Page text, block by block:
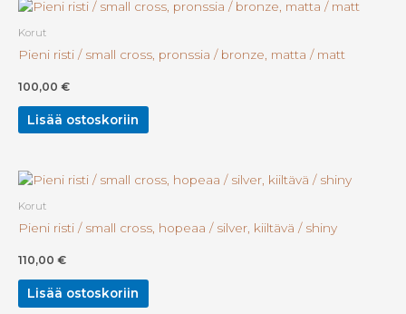
Korut
Pieni risti / small cross, pronssia / bronze, matta / matt
100,00 €
Lisää ostoskoriin
Korut
Pieni risti / small cross, hopeaa / silver, kiiltävä / shiny
110,00 €
Lisää ostoskoriin